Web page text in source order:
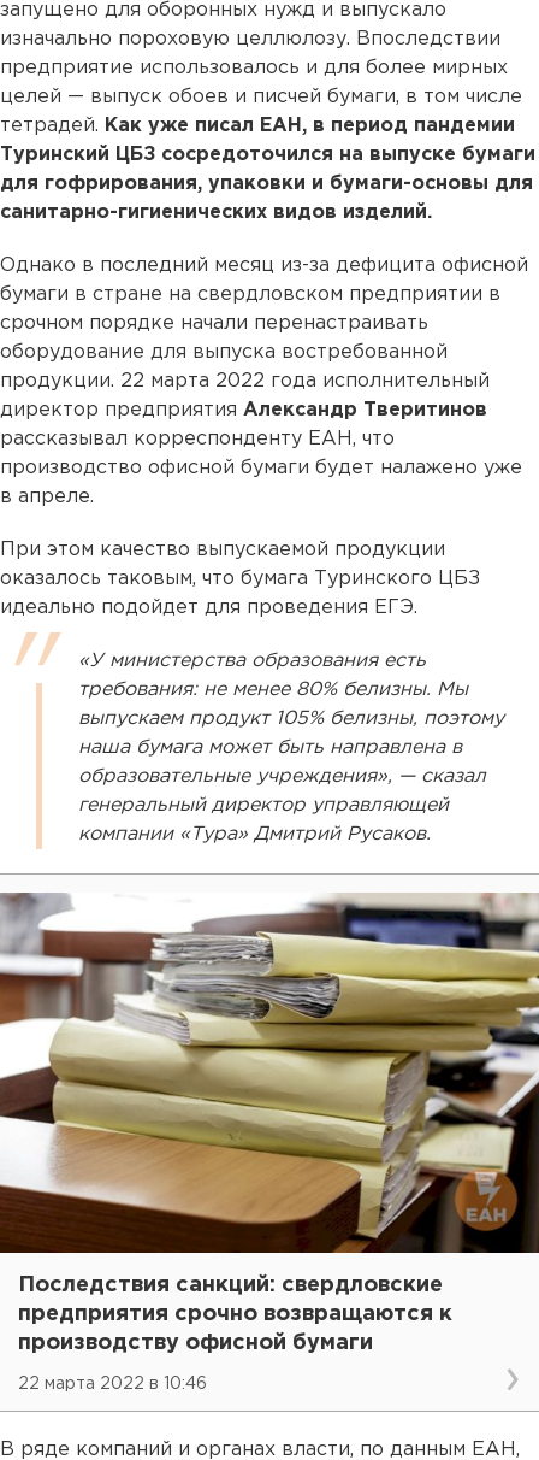
запущено для оборонных нужд и выпускало
изначально пороховую целлюлозу. Впоследствии
предприятие использовалось и для более мирных
целей — выпуск обоев и писчей бумаги, в том числе
тетрадей. Как уже писал ЕАН, в период пандемии
Туринский ЦБЗ сосредоточился на выпуске бумаги
для гофрирования, упаковки и бумаги-основы для
санитарно-гигиенических видов изделий.
Однако в последний месяц из-за дефицита офисной
бумаги в стране на свердловском предприятии в
срочном порядке начали перенастраивать
оборудование для выпуска востребованной
продукции. 22 марта 2022 года исполнительный
директор предприятия Александр Тверитинов
рассказывал корреспонденту ЕАН, что
производство офисной бумаги будет налажено уже
в апреле.
При этом качество выпускаемой продукции
оказалось таковым, что бумага Туринского ЦБЗ
идеально подойдет для проведения ЕГЭ.
«У министерства образования есть
требования: не менее 80% белизны. Мы
выпускаем продукт 105% белизны, поэтому
наша бумага может быть направлена в
образовательные учреждения», — сказал
генеральный директор управляющей
компании «Тура» Дмитрий Русаков.
Последствия санкций: свердловские
предприятия срочно возвращаются к
производству офисной бумаги
22 марта 2022 в 10:46
В ряде компаний и органах власти, по данным ЕАН,